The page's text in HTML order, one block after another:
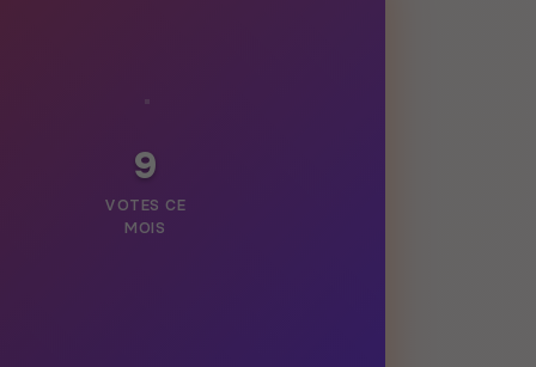
9
VOTES CE
MOIS